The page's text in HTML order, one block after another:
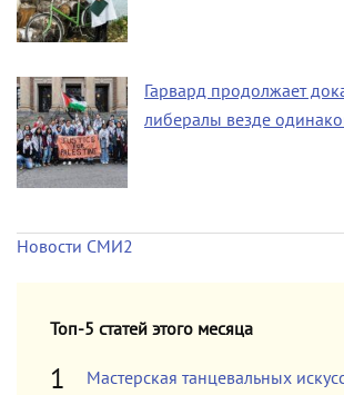
Гарвард продолжает
либералы везде
Новости СМИ2
Топ-5 статей этого месяца
Мастерская танцевальных